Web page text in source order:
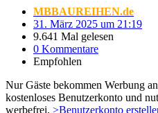
MBBAUREIHEN.de
31. März 2025 um 21:19
9.641 Mal gelesen
0 Kommentare
Empfohlen
Nur Gäste bekommen Werbung
kostenloses Benutzerkonto und
werbefrei. >Benutzerkonto